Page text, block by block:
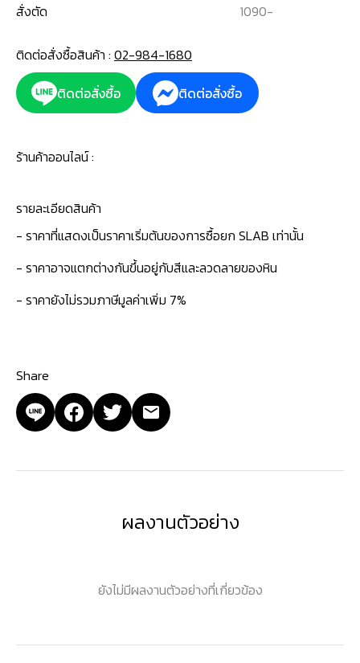
สั่งตัด
1090-
ติดต่อสั่งซื้อสินค้า : 02-984-1680
ติดต่อสั่งซื้อ
ติดต่อสั่งซื้อ
ร้านค้าออนไลน์ :
รายละเอียดสินค้า
- ราคาที่แสดงเป็นราคาเริ่มต้นของการซื้อยก SLAB เท่านั้น
- ราคาอาจแตกต่างกันขึ้นอยู่กับสีและลวดลายของหิน
- ราคายังไม่รวมภาษีมูลค่าเพิ่ม 7%
Share
ผลงานตัวอย่าง
ยังไม่มีผลงานตัวอย่างที่เกี่ยวข้อง